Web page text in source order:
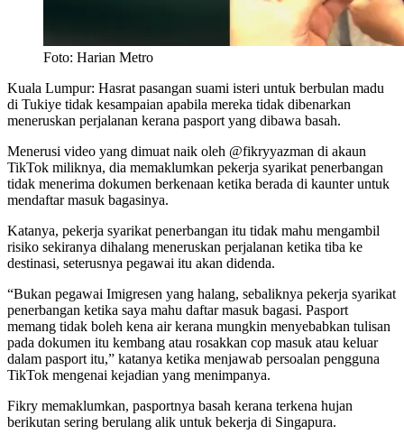
Foto: Harian Metro
Kuala Lumpur: Hasrat pasangan suami isteri untuk berbulan madu
di Tukiye tidak kesampaian apabila mereka tidak dibenarkan
meneruskan perjalanan kerana pasport yang dibawa basah.
Menerusi video yang dimuat naik oleh @fikryyazman di akaun
TikTok miliknya, dia memaklumkan pekerja syarikat penerbangan
tidak menerima dokumen berkenaan ketika berada di kaunter untuk
mendaftar masuk bagasinya.
Katanya, pekerja syarikat penerbangan itu tidak mahu mengambil
risiko sekiranya dihalang meneruskan perjalanan ketika tiba ke
destinasi, seterusnya pegawai itu akan didenda.
“Bukan pegawai Imigresen yang halang, sebaliknya pekerja syarikat
penerbangan ketika saya mahu daftar masuk bagasi. Pasport
memang tidak boleh kena air kerana mungkin menyebabkan tulisan
pada dokumen itu kembang atau rosakkan cop masuk atau keluar
dalam pasport itu,” katanya ketika menjawab persoalan pengguna
TikTok mengenai kejadian yang menimpanya.
Fikry memaklumkan, pasportnya basah kerana terkena hujan
berikutan sering berulang alik untuk bekerja di Singapura.